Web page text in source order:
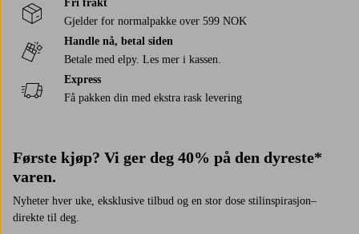
Fri frakt
Gjelder for normalpakke over 599 NOK
Handle nå, betal siden
Betale med elpy. Les mer i kassen.
Express
Få pakken din med ekstra rask levering
Første kjøp? Vi ger deg 40% på den dyreste*
varen.
Nyheter hver uke, eksklusive tilbud og en stor dose stilinspirasjon–
direkte til deg.